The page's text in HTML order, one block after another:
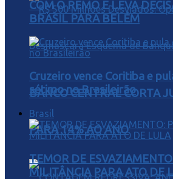
BANCO CENTRAL CORTA
PARA 14% AO ANO
COM O REMO E LEVA
BRASIL PARA BELÉM
Cruzeiro vence Coritiba e
sétimo no Brasileirão
Brasil
TEMOR DE
MILITÂNCIA PARA ATO DE